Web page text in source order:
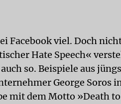
Facebook viel. Doch
Hate Speech«
so. Beispiele aus
George Soros
mit dem Motto »Death